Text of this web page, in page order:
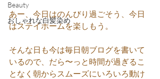
Beauty
おしゃれな白髪染め
あー、今日はのんびり過ごそう、今日
はステイホームを楽しもう。
そんな日も今は毎日朝ブログを書いて
いるので、だら〜っと時間が過ぎるこ
となく朝からスムーズにいろいろ動け